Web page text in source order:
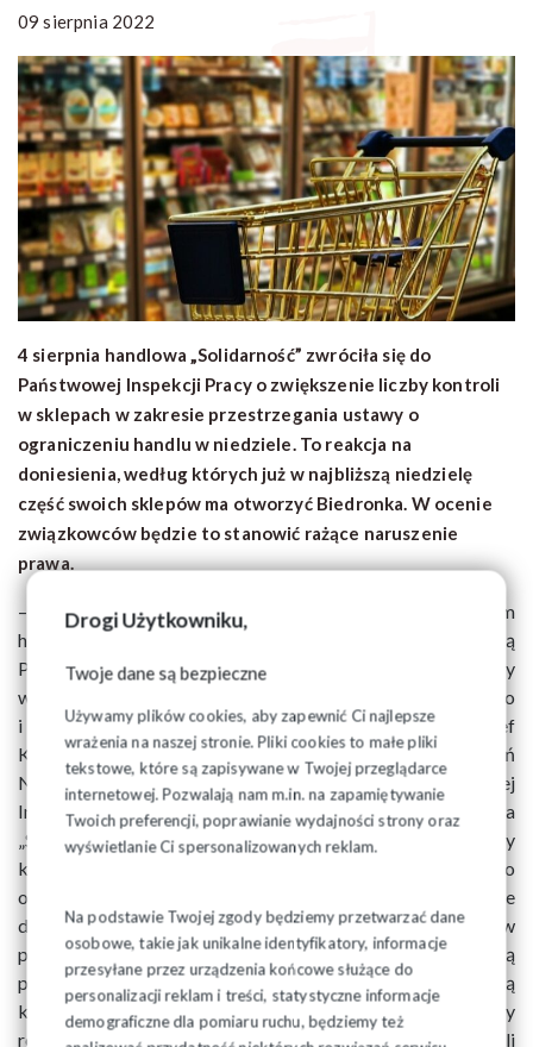
Drogi Użytkowniku,
Twoje dane są bezpieczne
Używamy plików cookies, aby zapewnić Ci najlepsze
wrażenia na naszej stronie. Pliki cookies to małe pliki
tekstowe, które są zapisywane w Twojej przeglądarce
internetowej. Pozwalają nam m.in. na zapamiętywanie
Twoich preferencji, poprawianie wydajności strony oraz
wyświetlanie Ci spersonalizowanych reklam.
Na podstawie Twojej zgody będziemy przetwarzać dane
osobowe, takie jak unikalne identyfikatory, informacje
przesyłane przez urządzenia końcowe służące do
personalizacji reklam i treści, statystyczne informacje
demograficzne dla pomiaru ruchu, będziemy też
09 sierpnia 2022
4 sierpnia handlowa „Solidarność” zwróciła się do
Państwowej Inspekcji Pracy o zwiększenie liczby kontroli
w sklepach w zakresie przestrzegania ustawy o
ograniczeniu handlu w niedziele. To reakcja na
doniesienia, według których już w najbliższą niedzielę
część swoich sklepów ma otworzyć Biedronka. W ocenie
związkowców będzie to stanowić rażące naruszenie
prawa.
– Sieci handlowe znowu próbują omijać ustawę o niedzielnym
handlu. Jeśli nie spotka się to ze zdecydowana reakcją
Państwowej Inspekcji Pracy, będzie to oznaczało, że żyjemy
w państwie z dykty, w którym można bezkarnie łamać prawo
i wyzyskiwać pracowników – mówi Alfred Bujara, szef
Krajowego Sekretariatu Banków Handlu i Ubezpieczeń
NSZZ „Solidarność”. W wystąpieniu skierowanym do Głównej
Inspektor Pracy Katarzyny Łażewskiej-Hrycko handlowa
„Solidarność” zwróciła się o znaczące zwiększenie liczby
kontroli sklepów w zakresie przestrzegania ustawy o
ograniczeniu handlu w niedziele, święta oraz niektóre inne
dni. Związkowcy zgłosili również postulat, aby kontrole w
poszczególnych placówkach handlowych, które naruszają
przepisy, były przeprowadzane wielokrotnie, w każdą
kolejną niedzielę. – Jednorazowe złamanie zapisów ustawy
regulującej handel w niedziele stanowi wykroczenie. Jeżeli